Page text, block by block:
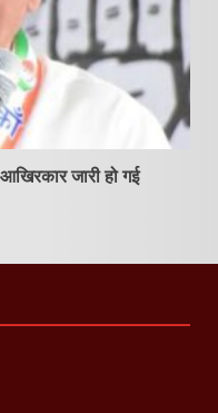
जारी हो गई